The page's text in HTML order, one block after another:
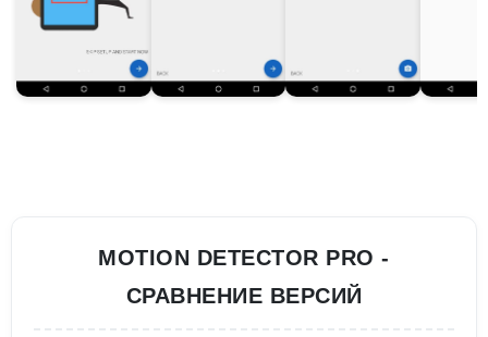
MOTION DETECTOR PRO -
СРАВНЕНИЕ ВЕРСИЙ